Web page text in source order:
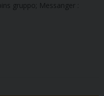
gruppo; Messanger :